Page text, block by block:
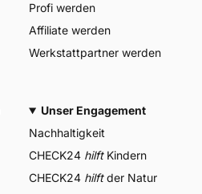
Profi werden
Affiliate werden
Werkstattpartner werden
Unser Engagement
Nachhaltigkeit
CHECK24 hilftKindern
CHECK24 hilftder Natur